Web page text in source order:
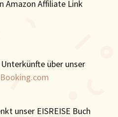
Amazon Affiliate Link
über unser
Booking.com
unser EISREISE Buch